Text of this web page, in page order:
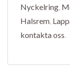
Nyckelring,
Halsrem,
kontakta oss.